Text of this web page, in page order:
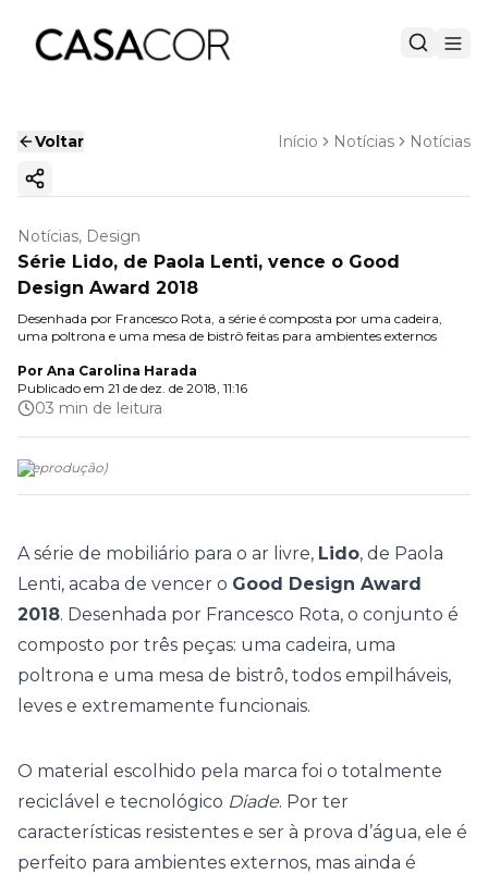
Voltar Início Notícias Notícias
Copiar link
Notícias, Design
Série Lido, de Paola Lenti, vence o Good
Design Award 2018
Desenhada por Francesco Rota, a série é composta por uma cadeira,
uma poltrona e uma mesa de bistrô feitas para ambientes externos
Por Ana Carolina Harada
Publicado em 21 de dez. de 2018, 11:16
03 min de leitura
(Reprodução)
A série de mobiliário para o ar livre, Lido, de Paola
Lenti, acaba de vencer o Good Design Award
2018. Desenhada por Francesco Rota, o conjunto é
composto por três peças: uma cadeira, uma
poltrona e uma mesa de bistrô, todos empilháveis,
leves e extremamente funcionais.
O material escolhido pela marca foi o totalmente
reciclável e tecnológico Diade. Por ter
características resistentes e ser à prova d’água, ele é
perfeito para ambientes externos, mas ainda é